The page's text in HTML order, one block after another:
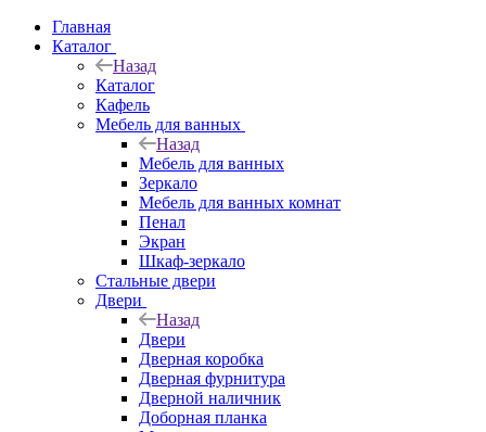
Главная
Каталог
Назад
Каталог
Кафель
Мебель для ванных
Назад
Мебель для ванных
Зеркало
Мебель для ванных комнат
Пенал
Экран
Шкаф-зеркало
Стальные двери
Двери
Назад
Двери
Дверная коробка
Дверная фурнитура
Дверной наличник
Доборная планка